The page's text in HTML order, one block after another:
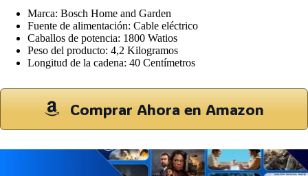
Marca: Bosch Home and Garden
Fuente de alimentación: Cable eléctrico
Caballos de potencia: 1800 Watios
Peso del producto: 4,2 Kilogramos
Longitud de la cadena: 40 Centímetros
Comprar Ahora en Amazon